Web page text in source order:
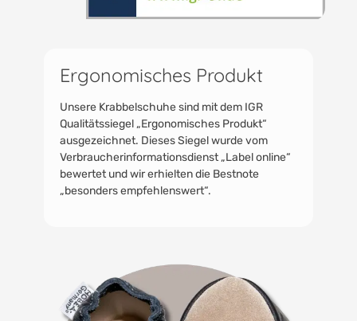
Ergonomisches Produkt
Unsere Krabbelschuhe sind mit dem IGR
Qualitätssiegel „Ergonomisches Produkt“
ausgezeichnet. Dieses Siegel wurde vom
Verbraucherinformationsdienst „Label online“
bewertet und wir erhielten die Bestnote
„besonders empfehlenswert“.